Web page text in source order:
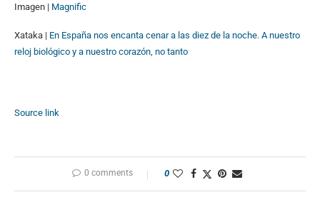
Imagen | Magnific
Xataka | En España nos encanta cenar a las diez de la noche. A nuestro
reloj biológico y a nuestro corazón, no tanto
Source link
0 comments 0